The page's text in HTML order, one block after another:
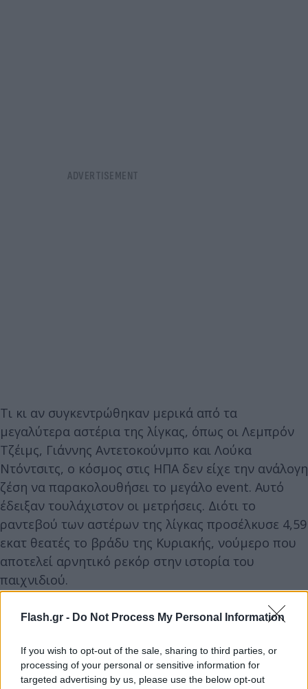
Flash.gr - Do Not Process My Personal Information
If you wish to opt-out of the sale, sharing to third parties, or
processing of your personal or sensitive information for
targeted advertising by us, please use the below opt-out
Τι κι αν συγκεντρώθηκαν μερικά από τα
μεγαλύτερα αστέρια της λίγκας, όπως οι Λεμπρόν
Τζέιμς, Γιάννης Αντετοκούνμπο και Λούκα
Ντόντσιτς, ο κόσμος στις ΗΠΑ δεν είχε την ανάλογη
ζέση να παρακολουθήσει το μεγάλο event. Αυτό
έδειξαν τουλάχιστον οι μετρήσεις. Διότι το
ραντεβού των αστέρων της λίγκας προσέλκυσε 4,59
εκατ θεατές το βράδυ της Κυριακής, νούμερο που
αποτελεί αρνητικό ρεκόρ στην ιστορία του
παιχνιδιού.